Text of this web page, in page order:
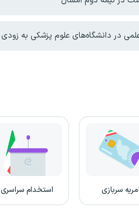
در دانشگاه‌های علوم پزشکی به زودی
امریه سربازی استخدام سراسری